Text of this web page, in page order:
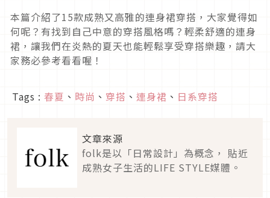
本篇介紹了15款成熟又高雅的連身裙穿搭，大家覺得如
何呢？有找到自己中意的穿搭風格嗎？輕柔舒適的連身
裙，讓我們在炎熱的夏天也能輕鬆享受穿搭樂趣，請大
家務必參考看看喔！
Tags : 春夏 、 時尚 、 穿搭 、 連身裙 、 日系穿搭
文章來源
folk是以「日常設計」為概念， 貼近
成熟女子生活的LIFE STYLE媒體。